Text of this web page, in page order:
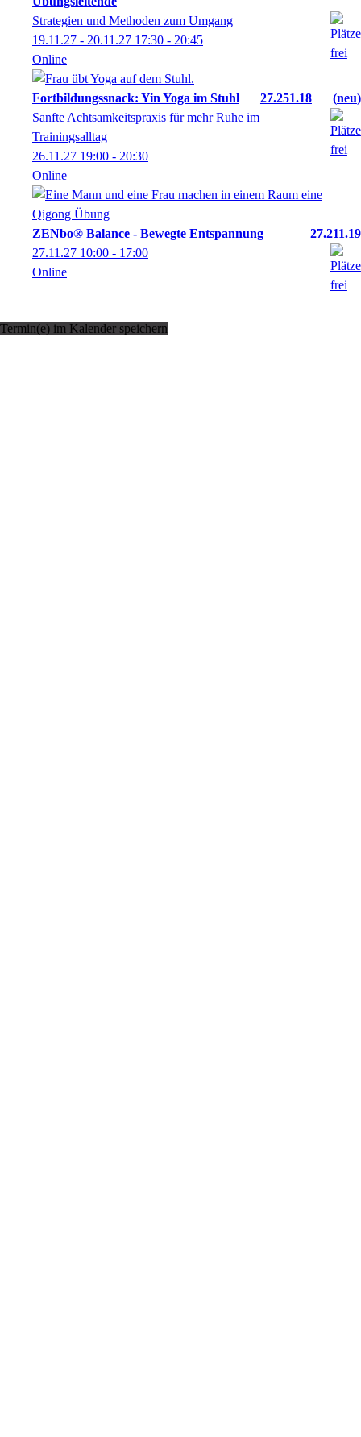
Strategien und Methoden zum Umgang
19.11.27 - 20.11.27 17:30 - 20:45
Online
Fortbildungssnack: Yin Yoga im Stuhl 27.251.18
neu
Sanfte Achtsamkeitspraxis für mehr Ruhe im
Trainingsalltag
26.11.27 19:00 - 20:30
Online
ZENbo® Balance - Bewegte Entspannung
27.211.19
27.11.27 10:00 - 17:00
Online
Termin(e) im Kalender speichern